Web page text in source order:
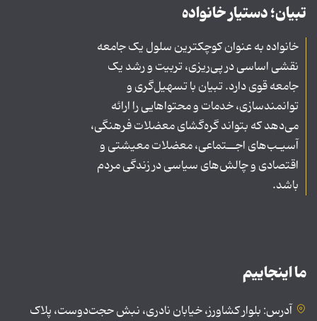
تبیان؛ دستیار خانواده
خانواده به عنوان کوچکترین سلول یک جامعه
نقشی اساسی در پی‌ریزی، تربیت و رشد یک
جامعه قوی دارد. تبیان با تسهیل‌گری و
توانمندسازی، خدمات و محتواهایی را ارائه
می‌دهد که بتواند گره‌گشای معضلات فرهنگی،
آسیـب‌های اجــتماعی، معضلات معیشتی و
اقتصادی و چالش‌های سیاسی در زندگی مردم
باشد.
ما اینجاییم
آدرس: بلوار کشاورز، خیابان نادری، نبش حجت‌دوست، پلاک